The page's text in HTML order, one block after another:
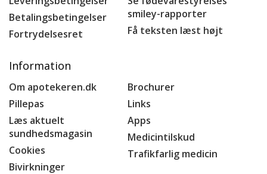
Betalingsbetingelser
Fortrydelsesret
smiley-rapporter
Få teksten læst højt
Information
Om apotekeren.dk
Pillepas
Læs aktuelt
sundhedsmagasin
Cookies
Bivirkninger
Brochurer
Links
Apps
Medicintilskud
Trafikfarlig medicin